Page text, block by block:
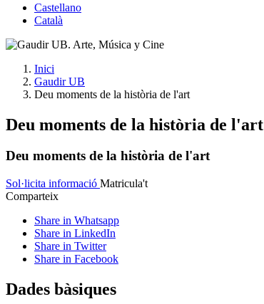
Castellano
Català
Inici
Gaudir UB
Deu moments de la història de l'art
Deu moments de la història de l'art
Deu moments de la història de l'art
Sol·licita informació Matricula't
Comparteix
Share in Whatsapp
Share in LinkedIn
Share in Twitter
Share in Facebook
Dades bàsiques